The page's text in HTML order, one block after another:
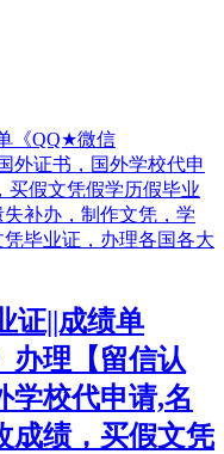
证||成绩单
办理【留信认
学校代申请,名
成绩，买假文凭